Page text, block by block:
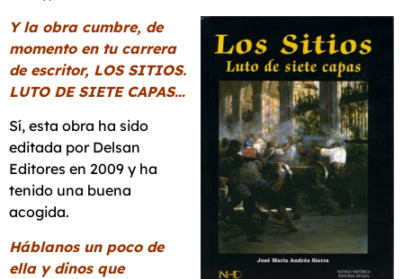
Y la obra cumbre, de
momento en tu carrera
de escritor, LOS SITIOS.
LUTO DE SIETE CAPAS…
Sí, esta obra ha sido
editada por Delsan
Editores en 2009 y ha
tenido una buena
acogida.
Háblanos un poco de
ella y dinos que